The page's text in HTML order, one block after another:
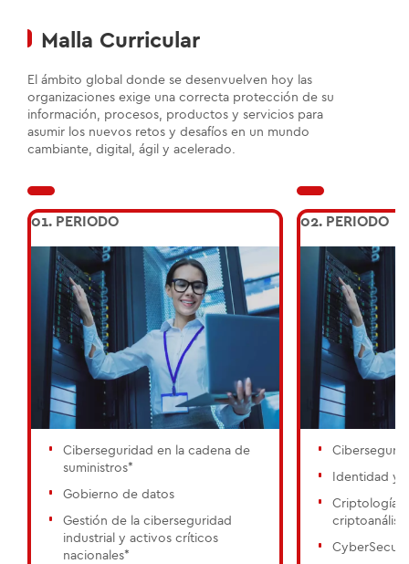
Malla Curricular
El ámbito global donde se desenvuelven hoy las
organizaciones exige una correcta protección de su
información, procesos, productos y servicios para
asumir los nuevos retos y desafíos en un mundo
cambiante, digital, ágil y acelerado.
01.PERIODO
Ciberseguridad en la cadena de
suministros*
Gobierno de datos
Gestión de la ciberseguridad
industrial y activos críticos
nacionales*
02.PERIODO
Identidad y
Criptología,
criptoanálisis